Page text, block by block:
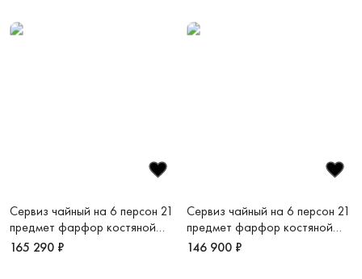
Сервиз чайный на 6 персон 21
предмет фарфор костяной
Золотая монета
165 290 ₽
Сервиз чайный на 6 персон 21
предмет фарфор костяной
Рошель
146 900 ₽